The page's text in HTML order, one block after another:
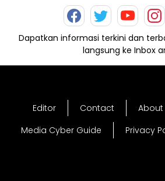
Dapatkan informasi terkini dan
langsung ke Inbox
Editor Contact About
Media Cyber Guide
Privacy